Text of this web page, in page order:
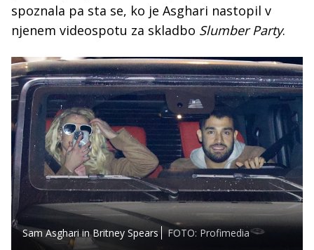
spoznala pa sta se, ko je Asghari nastopil v
njenem videospotu za skladbo Slumber Party.
Sam Asghari in Britney Spears FOTO: Profimedia